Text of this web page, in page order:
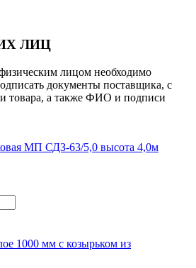
ЛИЦ
лицом необходимо
документы поставщика, с
товара, а также ФИО и подписи
МП СДЗ-63/5,0 высота 4,0м
1000 мм с козырьком из